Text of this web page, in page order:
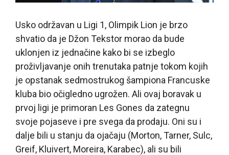
Usko održavan u Ligi 1, Olimpik Lion je brzo
shvatio da je Džon Tekstor morao da bude
uklonjen iz jednačine kako bi se izbeglo
proživljavanje onih trenutaka patnje tokom kojih
je opstanak sedmostrukog šampiona Francuske
kluba bio očigledno ugrožen. Ali ovaj boravak u
prvoj ligi je primoran Les Gones da zategnu
svoje pojaseve i pre svega da prodaju. Oni su i
dalje bili u stanju da ojačaju (Morton, Tarner, Sulc,
Greif, Kluivert, Moreira, Karabec), ali su bili